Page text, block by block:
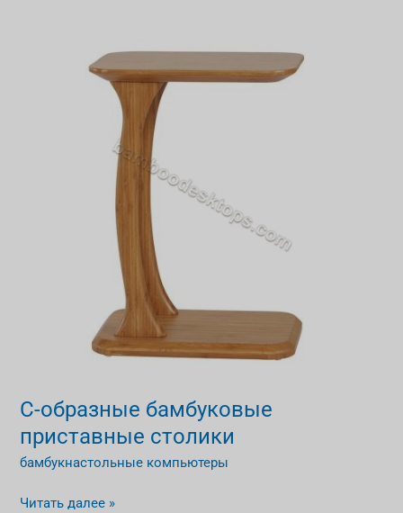
С-образные бамбуковые
приставные столики
бамбукнастольные компьютеры
бамбуковые
Читать далее »